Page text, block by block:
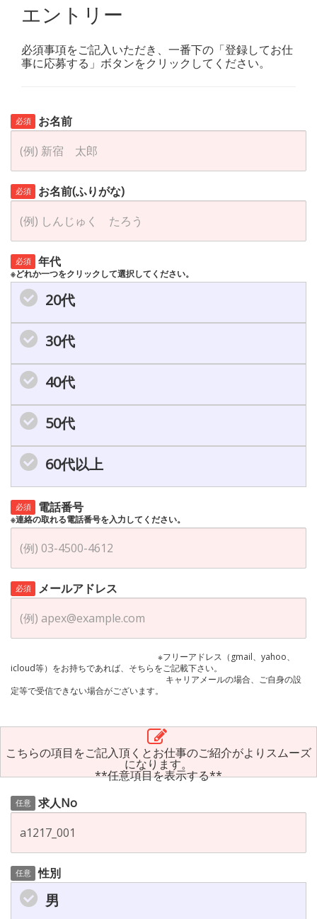
エントリー
必須事項をご記入いただき、一番下の「登録してお仕
事に応募する」ボタンをクリックしてください。
必須 お名前
必須 お名前(ふりがな)
必須 年代
※どれか一つをクリックして選択してください。
20代
30代
40代
50代
60代以上
必須 電話番号
※連絡の取れる電話番号を入力してください。
必須 メールアドレス
※フリーアドレス（gmail、yahoo、
icloud等）をお持ちであれば、そちらをご記載下さい。
キャリアメールの場合、ご自身の設
定等で受信できない場合がございます。
こちらの項目をご記入頂くとお仕事のご紹介がよりスムーズ
になります。
**任意項目を表示する**
任意 求人No
任意 性別
男